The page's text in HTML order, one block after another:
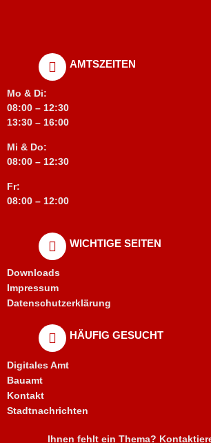
AMTSZEITEN
Mo & Di:
08:00 – 12:30
13:30 – 16:00
Mi & Do:
08:00 – 12:30
Fr:
08:00 – 12:00
WICHTIGE SEITEN
Downloads
Impressum
Datenschutzerklärung
HÄUFIG GESUCHT
Digitales Amt
Bauamt
Kontakt
Stadtnachrichten
Ihnen fehlt ein Thema?